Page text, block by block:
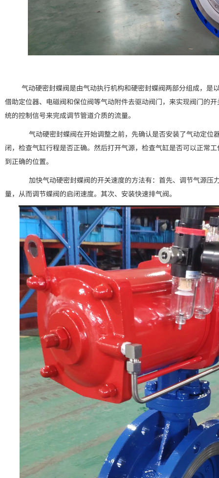
气动硬密封蝶阀是由气动执行机构和硬密封蝶阀两部分组成，是
借助定位器、电磁阀和保位阀等气动附件去驱动阀门，来实现阀门的
统的控制信号来完成调节管道介质的流量。
气动硬密封蝶阀在开始调整之前，先确认是否安装了气动定位
闭，检查气缸行程是否正确。然后打开气源，检查气缸是否可以正常
到正确的位置。
加快气动硬密封蝶阀的开关速度的方法有：首先、调节气源压
量，从而调节蝶阀的启闭速度。其次、安装快速排气阀。